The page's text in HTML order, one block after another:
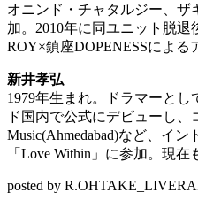
オニンド・チャタルジー、
加。2010年に同ユニット脱退
ROY×鎮座DOPENESSによ
新井孝弘
1979年生まれ。ドラマーと
ド国内で公式にデビューし、
Music(Ahmedabad)など、イ
「Love Within」に参加。現在
posted by